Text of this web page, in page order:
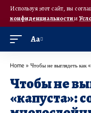
Используя этот сайт, вы
конфиденциальностии
Аа
Home » Чтобы не выглядеть как
Чтобы не
«капуста»: